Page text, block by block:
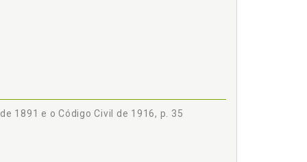
p. 117
1891 e o Código Civil de 1916, p. 35